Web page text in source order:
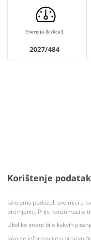
Energija (kJ/kcal)
2027/484
Korištenje
Iako smo poduzeli sve mjere
promjeniti. Prije konzumacije
Ukoliko imate bilo kakvih
Iako se informacije o